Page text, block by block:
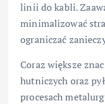
linii do kabli.
minimalizować
ograniczać
Coraz większe
hutniczych oraz
procesach